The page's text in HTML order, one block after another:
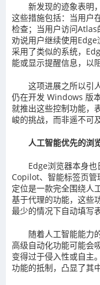
新发现的迹象表明
这些措施包括：当用户
检查；当用户访问
劝说用户继续使用
采用了类似的系统，
能或显示提醒信息，以
这项进展之所以引
仍在开发 Windows 版
就推出这些控制功能，
峻的挑战，而非遥不可
人工智能优先的浏
Edge浏览器本身
Copilot、智能标签页
定位是一款完全围绕人
基于代理的功能，这些
最少的情况下自动填写表
随着人工智能能力
高级自动化功能可能会
变得过于侵入性或自主
功能的抵制，凸显了其